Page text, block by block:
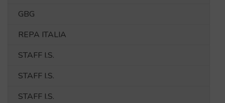
GBG
REPA ITALIA
STAFF I.S.
STAFF I.S.
STAFF I.S.